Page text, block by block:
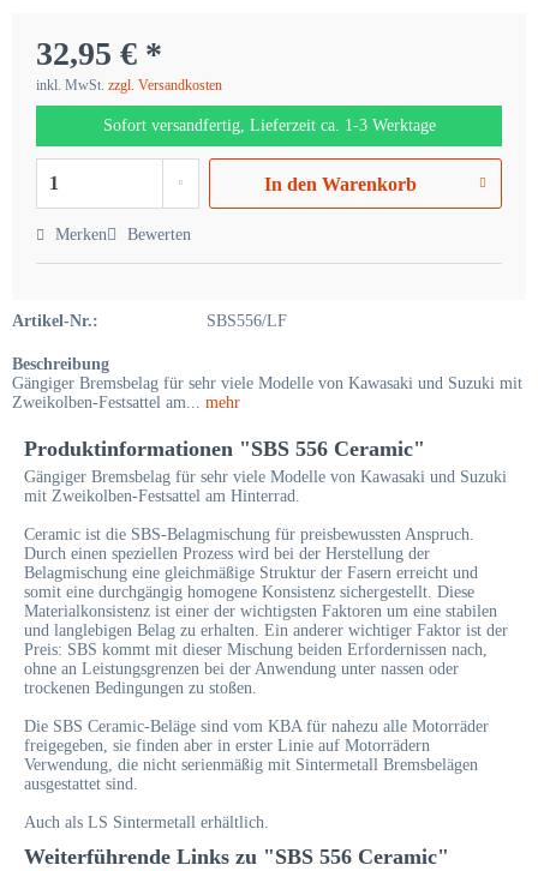
32,95 € *
inkl. MwSt. zzgl. Versandkosten
Sofort versandfertig, Lieferzeit ca. 1-3 Werktage
In den Warenkorb
Merken Bewerten
Artikel-Nr.: SBS556/LF
Beschreibung
Gängiger Bremsbelag für sehr viele Modelle von Kawasaki und Suzuki mit
Zweikolben-Festsattel am... mehr
Produktinformationen "SBS 556 Ceramic"
Gängiger Bremsbelag für sehr viele Modelle von Kawasaki und Suzuki
mit Zweikolben-Festsattel am Hinterrad.
Ceramic ist die SBS-Belagmischung für preisbewussten Anspruch.
Durch einen speziellen Prozess wird bei der Herstellung der
Belagmischung eine gleichmäßige Struktur der Fasern erreicht und
somit eine durchgängig homogene Konsistenz sichergestellt. Diese
Materialkonsistenz ist einer der wichtigsten Faktoren um eine stabilen
und langlebigen Belag zu erhalten. Ein anderer wichtiger Faktor ist der
Preis: SBS kommt mit dieser Mischung beiden Erfordernissen nach,
ohne an Leistungsgrenzen bei der Anwendung unter nassen oder
trockenen Bedingungen zu stoßen.
Die SBS Ceramic-Beläge sind vom KBA für nahezu alle Motorräder
freigegeben, sie finden aber in erster Linie auf Motorrädern
Verwendung, die nicht serienmäßig mit Sintermetall Bremsbelägen
ausgestattet sind.
Auch als LS Sintermetall erhältlich.
Weiterführende Links zu "SBS 556 Ceramic"